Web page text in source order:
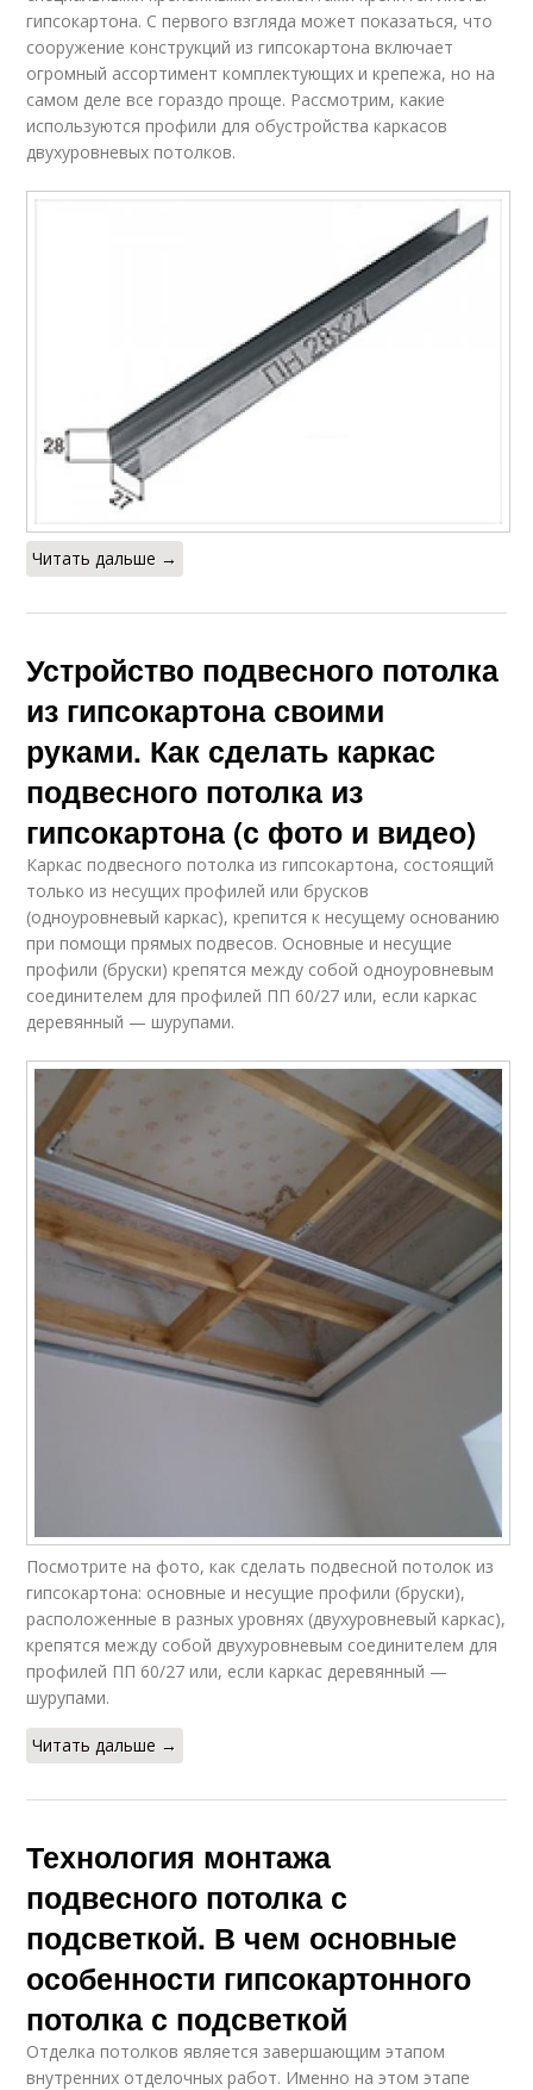
гипсокартона. С первого взгляда может показаться, что
сооружение конструкций из гипсокартона включает
огромный ассортимент комплектующих и крепежа, но на
самом деле все гораздо проще. Рассмотрим, какие
используются профили для обустройства каркасов
двухуровневых потолков.
Читать дальше →
Устройство подвесного потолка
из гипсокартона своими
руками. Как сделать каркас
подвесного потолка из
гипсокартона (с фото и видео)
Каркас подвесного потолка из гипсокартона, состоящий
только из несущих профилей или брусков
(одноуровневый каркас), крепится к несущему основанию
при помощи прямых подвесов. Основные и несущие
профили (бруски) крепятся между собой одноуровневым
соединителем для профилей ПП 60/27 или, если каркас
деревянный — шурупами.
Посмотрите на фото, как сделать подвесной потолок из
гипсокартона: основные и несущие профили (бруски),
расположенные в разных уровнях (двухуровневый каркас),
крепятся между собой двухуровневым соединителем для
профилей ПП 60/27 или, если каркас деревянный —
шурупами.
Читать дальше →
Технология монтажа
подвесного потолка с
подсветкой. В чем основные
особенности гипсокартонного
потолка с подсветкой
Отделка потолков является завершающим этапом
внутренних отделочных работ. Именно на этом этапе